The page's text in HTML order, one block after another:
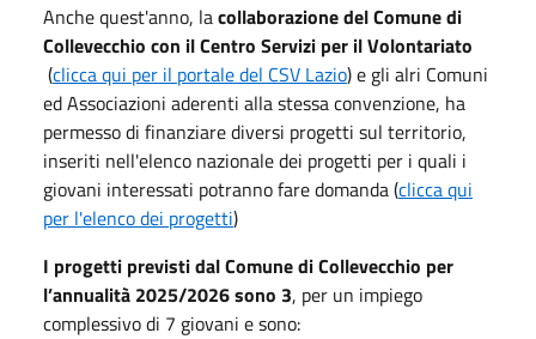
Anche quest'anno, lacollaborazione del Comune di
Collevecchio con il Centro Servizi per il Volontariato
(clicca qui per il portale del CSV Lazio) e gli alri Comuni
ed Associazioni aderenti alla stessa convenzione, ha
permesso di finanziare diversi progetti sul territorio,
inseriti nell'elenco nazionale dei progetti per i quali i
giovani interessati potranno fare domanda (clicca qui
per l'elenco dei progetti)
I progetti previsti dal Comune di Collevecchio per
l’annualità 2025/2026 sono 3, per un impiego
complessivo di 7 giovani e sono: